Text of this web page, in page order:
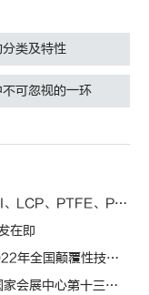
类及特性
可忽视的一环
、PPS、PEEK、PEN
在即
颠覆性技术创新大赛
中心第十三届模切展